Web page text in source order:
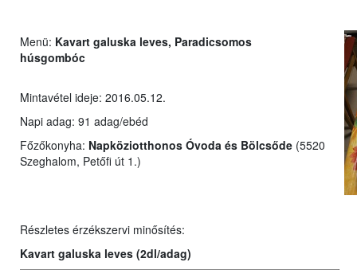
Menü: Kavart galuska leves, Paradicsomos
húsgombóc
Mintavétel ideje: 2016.05.12.
Napi adag: 91 adag/ebéd
Főzőkonyha: Napköziotthonos Óvoda és Bölcsőde (5520
Szeghalom, Petőfi út 1.)
Részletes érzékszervi minősítés:
Kavart galuska leves (2dl/adag)